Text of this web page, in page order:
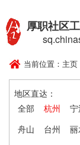
厚职社区
当前位置： 主页
地区直达：
全部
杭州 宁
舟山
台州